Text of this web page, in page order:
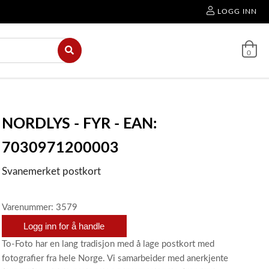
LOGG INN
0
NORDLYS - FYR - EAN:
7030971200003
Svanemerket postkort
Varenummer: 3579
Logg inn for å handle
To-Foto har en lang tradisjon med å lage postkort med
fotografier fra hele Norge. Vi samarbeider med anerkjente